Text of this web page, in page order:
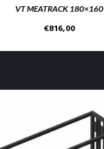
VT MEATRACK 180×160
€816,00